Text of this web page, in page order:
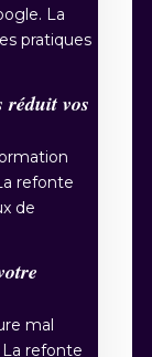
La
pratiques
vos
refonte
de
mal
refonte